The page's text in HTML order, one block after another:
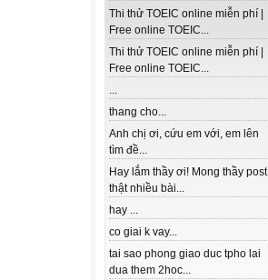
Thi thử TOEIC online miễn phí |
Free online TOEIC...
Thi thử TOEIC online miễn phí |
Free online TOEIC...
...
thang cho...
Anh chị ơi, cứu em với, em lên
tìm đề...
Hay lắm thầy ơi! Mong thầy post
thật nhiều bài...
hay ...
co giai k vay...
tai sao phong giao duc tpho lai
dua them 2hoc...